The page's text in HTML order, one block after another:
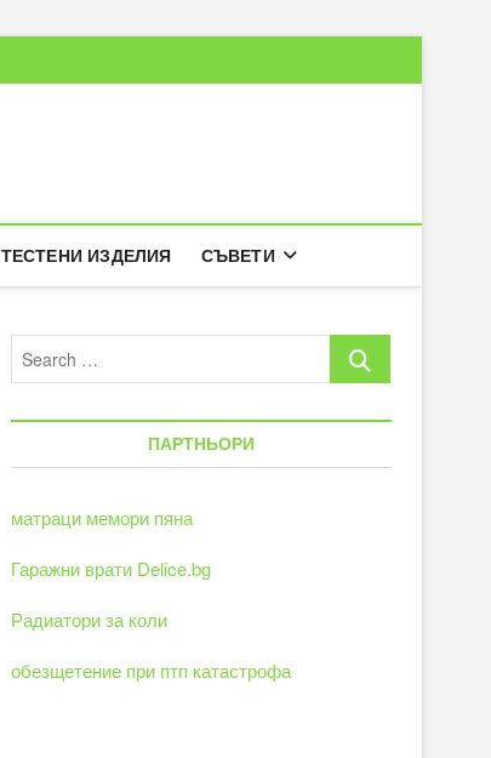
ТЕСТЕНИ ИЗДЕЛИЯ СЪВЕТИ
Search
ПАРТНЬОРИ
матраци мемори пяна
Гаражни врати Delice.bg
Радиатори за коли
обезщетение при птп катастрофа